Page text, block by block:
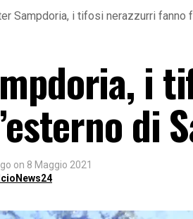
Sampdoria, i tifosi nerazzurri fanno
i
di
on 8 Maggio 2021